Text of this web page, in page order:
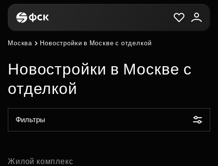
Москва Новостройки в Москве с отделкой
Новостройки в Москве с
отделкой
Фильтры
Жилой комплекс